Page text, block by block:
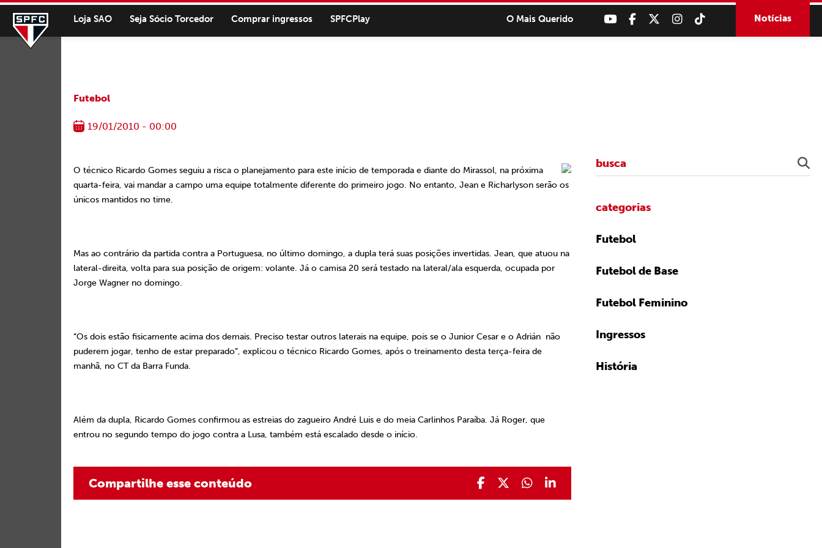
Loja SAO Seja Sócio Torcedor Comprar ingressos SPFCPlay O Mais Querido Notícias
Futebol
19/01/2010 - 00:00
O técnico Ricardo Gomes seguiu a risca o planejamento para este início de temporada e diante do Mirassol, na próxima
quarta-feira, vai mandar a campo uma equipe totalmente diferente do primeiro jogo. No entanto, Jean e Richarlyson serão os
únicos mantidos no time.
Mas ao contrário da partida contra a Portuguesa, no último domingo, a dupla terá suas posições invertidas. Jean, que atuou na
lateral-direita, volta para sua posição de origem: volante. Já o camisa 20 será testado na lateral/ala esquerda, ocupada por
Jorge Wagner no domingo.
“Os dois estão fisicamente acima dos demais. Preciso testar outros laterais na equipe, pois se o Junior Cesar e o Adrián não
puderem jogar, tenho de estar preparado”, explicou o técnico Ricardo Gomes, após o treinamento desta terça-feira de
manhã, no CT da Barra Funda.
Além da dupla, Ricardo Gomes confirmou as estreias do zagueiro André Luis e do meia Carlinhos Paraíba. Já Roger, que
entrou no segundo tempo do jogo contra a Lusa, também está escalado desde o início.
Compartilhe esse conteúdo
categorias
Futebol
Futebol de Base
Futebol Feminino
Ingressos
História